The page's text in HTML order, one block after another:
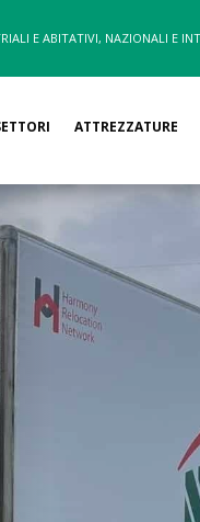
E ABITATIVI, NAZIONALI E
ATTREZZATURE